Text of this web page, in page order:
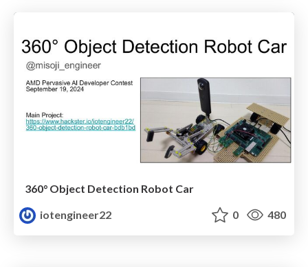
360° Object Detection Robot Car
iotengineer22
0 480